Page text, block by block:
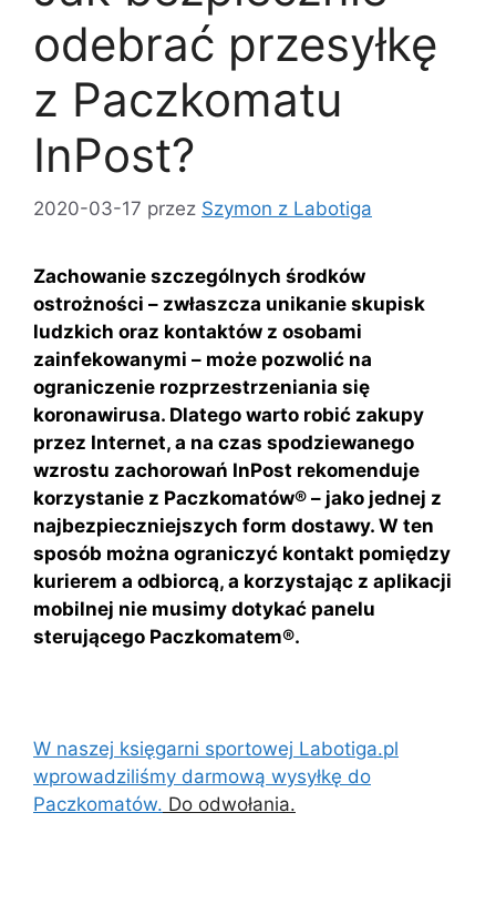
odebrać przesyłkę
z Paczkomatu
InPost?
2020-03-17 przez Szymon z Labotiga
Zachowanie szczególnych środków
ostrożności – zwłaszcza unikanie skupisk
ludzkich oraz kontaktów z osobami
zainfekowanymi – może pozwolić na
ograniczenie rozprzestrzeniania się
koronawirusa. Dlatego warto robić zakupy
przez Internet, a na czas spodziewanego
wzrostu zachorowań InPost rekomenduje
korzystanie z Paczkomatów® – jako jednej z
najbezpieczniejszych form dostawy. W ten
sposób można ograniczyć kontakt pomiędzy
kurierem a odbiorcą, a korzystając z aplikacji
mobilnej nie musimy dotykać panelu
sterującego Paczkomatem®.
W naszej księgarni sportowej Labotiga.pl
wprowadziliśmy darmową wysyłkę do
Paczkomatów. Do odwołania.